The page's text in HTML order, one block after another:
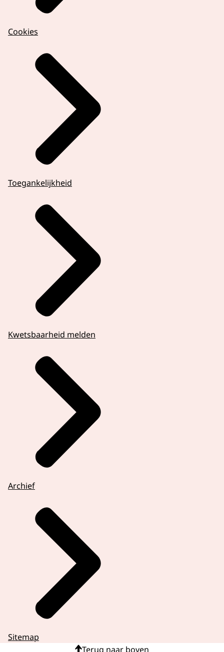
Cookies
Toegankelijkheid
Kwetsbaarheid melden
Archief
Sitemap
Terug naar boven